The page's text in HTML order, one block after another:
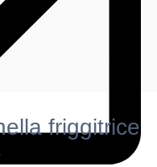
friggitrice